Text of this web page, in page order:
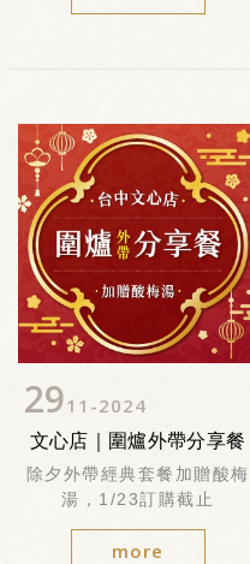
2911 2024
文心店｜圍爐外帶分享餐
除夕外帶經典套餐加贈酸梅
湯，1/23訂購截止
more